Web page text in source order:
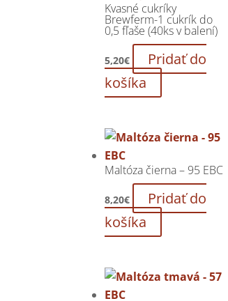
Kvasné cukríky
Brewferm-1 cukrík do
0,5 fľaše (40ks v balení)
5,20€
Pridať do
košíka
Maltóza čierna – 95 EBC
8,20€
Pridať do
košíka